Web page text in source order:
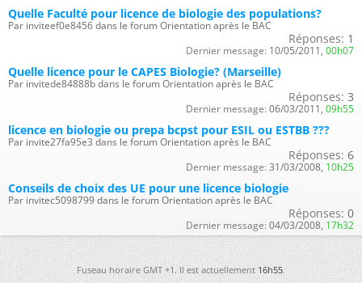
Quelle Faculté pour licence de biologie des populations?
Par inviteef0e8456 dans le forum Orientation après le BAC
Réponses: 1
Dernier message: 10/05/2011, 00h07
Quelle licence pour le CAPES Biologie? (Marseille)
Par invitede84888b dans le forum Orientation après le BAC
Réponses: 3
Dernier message: 06/03/2011, 09h55
licence en biologie ou prepa bcpst pour ESIL ou ESTBB ???
Par invite27fa95e3 dans le forum Orientation après le BAC
Réponses: 6
Dernier message: 31/03/2008, 10h25
Conseils de choix des UE pour une licence biologie
Par invitec5098799 dans le forum Orientation après le BAC
Réponses: 0
Dernier message: 04/03/2008, 17h32
Fuseau horaire GMT +1. Il est actuellement16h55.